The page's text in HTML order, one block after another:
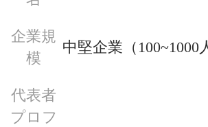
企業規
模
中堅企業（100~1000
代表者
プロフ